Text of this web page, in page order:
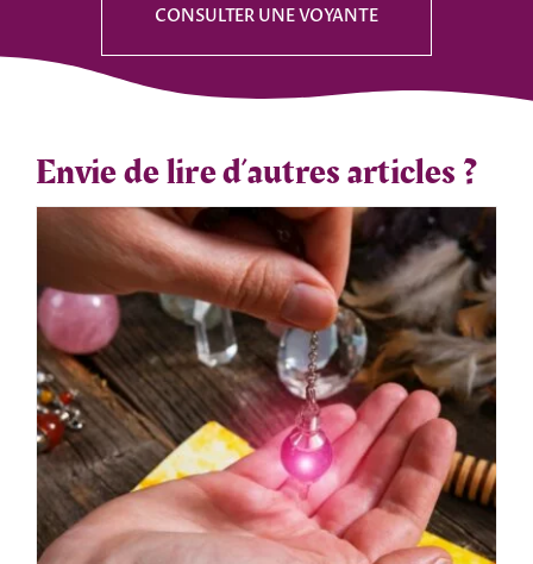
CONSULTER UNE VOYANTE
Envie de lire d’autres articles ?